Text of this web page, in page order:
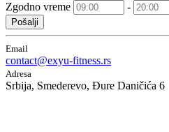
Zgodno vreme -
Pošalji
Email
contact@exyu-fitness.rs
Adresa
Srbija, Smederevo, Đure Daničića 6